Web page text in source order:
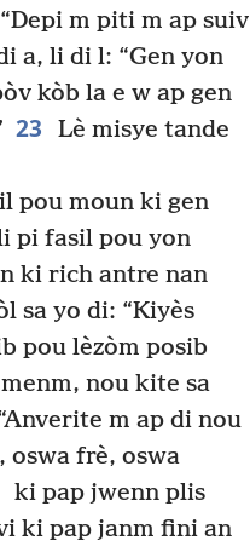
m piti m ap suiv
a, li di l: “Gen yon
kòb la e w ap gen
23
Lè misye tande
pou moun ki gen
pi fasil pou yon
ki rich antre nan
sa yo di: “Kiyès
pou lèzòm posib
nou kite sa
m ap di nou
oswa frè, oswa
ki pap jwenn plis
ki pap janm fini an